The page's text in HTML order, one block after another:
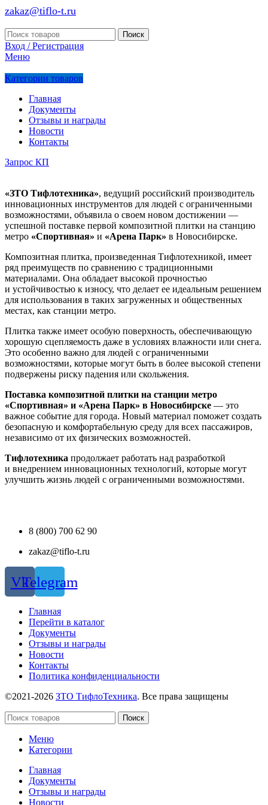
zakaz@tiflo-t.ru
Поиск
Вход / Регистрация
Меню
Категории товаров
Главная
Документы
Отзывы и награды
Новости
Контакты
Запрос КП
«ЗТО Тифлотехника», ведущий российский производитель
инновационных инструментов для людей с ограниченными
возможностями, объявила о своем новом достижении —
успешной поставке первой композитной плитки на станцию
метро «Спортивная» и «Арена Парк» в Новосибирске.
Композитная плитка, произведенная Тифлотехникой, имеет
ряд преимуществ по сравнению с традиционными
материалами. Она обладает высокой прочностью
и устойчивостью к износу, что делает ее идеальным решением
для использования в таких загруженных и общественных
местах, как станции метро.
Плитка также имеет особую поверхность, обеспечивающую
хорошую сцепляемость даже в условиях влажности или снега.
Это особенно важно для людей с ограниченными
возможностями, которые могут быть в более высокой степени
подвержены риску падения или скольжения.
Поставка композитной плитки на станции метро
«Спортивная» и «Арена Парк» в Новосибирске — это
важное событие для города. Новый материал поможет создать
безопасную и комфортабельную среду для всех пассажиров,
независимо от их физических возможностей.
Тифлотехника продолжает работать над разработкой
и внедрением инновационных технологий, которые могут
улучшить жизнь людей с ограниченными возможностями.
8 (800) 700 62 90
zakaz@tiflo-t.ru
VkTelegram
Главная
Перейти в каталог
Документы
Отзывы и награды
Новости
Контакты
Политика конфиденциальности
©2021-2026 ЗТО ТифлоТехника. Все права защищены
Поиск
Меню
Категории
Главная
Документы
Отзывы и награды
Новости